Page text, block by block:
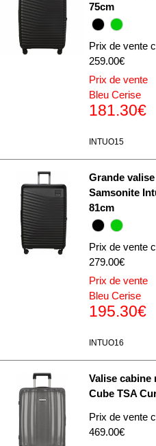
75cm
Prix de vente
259.00€
Prix de vente
Bleu Cerise
181.30€
INTUO15
Grande
Samsonite
81cm
Prix de vente
279.00€
Prix de vente
Bleu Cerise
195.30€
INTUO16
Valise cabine
Cube TSA
Prix de vente
469.00€